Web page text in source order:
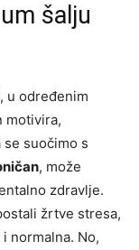
šalju
u određenim
motivira,
se suočimo s
, može
zdravlje.
žrtve stresa,
normalna. No,